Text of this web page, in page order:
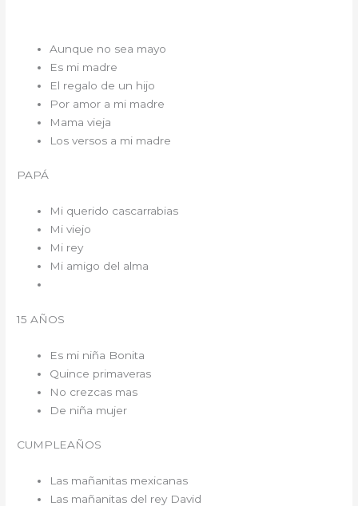
Aunque no sea mayo
Es mi madre
El regalo de un hijo
Por amor a mi madre
Mama vieja
Los versos a mi madre
PAPÁ
Mi querido cascarrabias
Mi viejo
Mi rey
Mi amigo del alma
15 AÑOS
Es mi niña Bonita
Quince primaveras
No crezcas mas
De niña mujer
CUMPLEAÑOS
Las mañanitas mexicanas
Las mañanitas del rey David